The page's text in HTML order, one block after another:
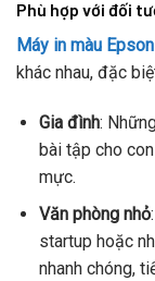
Phù hợp với đối
Máy in màu
khác nhau, đặc
Gia đình:
bài tập cho
mực.
Văn phòng nhỏ
startup hoặc
nhanh chóng,